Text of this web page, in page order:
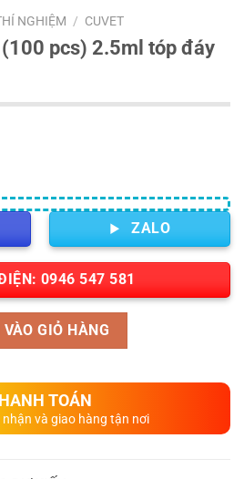
NGHIỆM / CUVET
pcs) 2.5ml tóp đáy
ZALO
0946 547 581
GIỎ HÀNG
TOÁN
nhận và giao hàng tận nơi